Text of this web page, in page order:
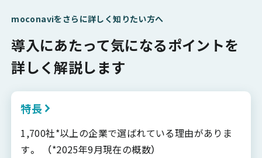
moconaviをさらに詳しく知りたい方へ
導入にあたって気になるポイントを
詳しく解説します
特長
1,700社*以上の企業で選ばれている理由がありま
す。 （*2025年9月現在の概数）